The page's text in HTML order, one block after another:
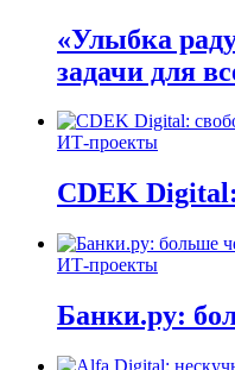
«Улыбка
задачи для
ИТ-проекты
CDEK
ИТ-проекты
Банки.ру: